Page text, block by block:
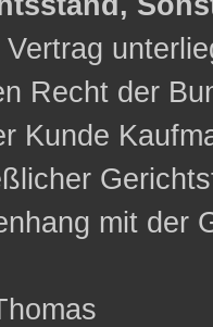
Vertrag
Recht der
Kunde
mit der